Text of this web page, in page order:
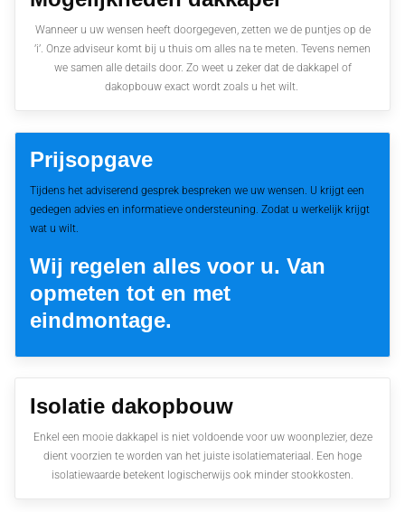
Wanneer u uw wensen heeft doorgegeven, zetten we de puntjes op de
’i’. Onze adviseur komt bij u thuis om alles na te meten. Tevens nemen
we samen alle details door. Zo weet u zeker dat de dakkapel of
dakopbouw exact wordt zoals u het wilt.
Prijsopgave
Tijdens het adviserend gesprek bespreken we uw wensen. U krijgt een
gedegen advies en informatieve ondersteuning. Zodat u werkelijk krijgt
wat u wilt.
Wij regelen alles voor u. Van
opmeten tot en met
eindmontage.
Isolatie dakopbouw
Enkel een mooie dakkapel is niet voldoende voor uw woonplezier, deze
dient voorzien te worden van het juiste isolatiemateriaal. Een hoge
isolatiewaarde betekent logischerwijs ook minder stookkosten.